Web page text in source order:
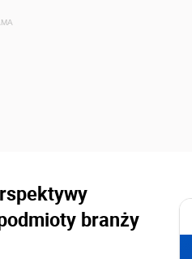
branży